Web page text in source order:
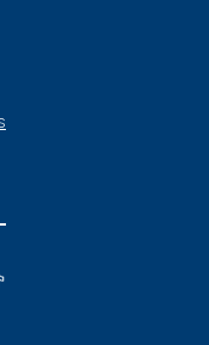
prova on-line
é um formato do